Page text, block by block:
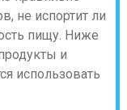
не испортит ли
пищу. Ниже
и
использовать